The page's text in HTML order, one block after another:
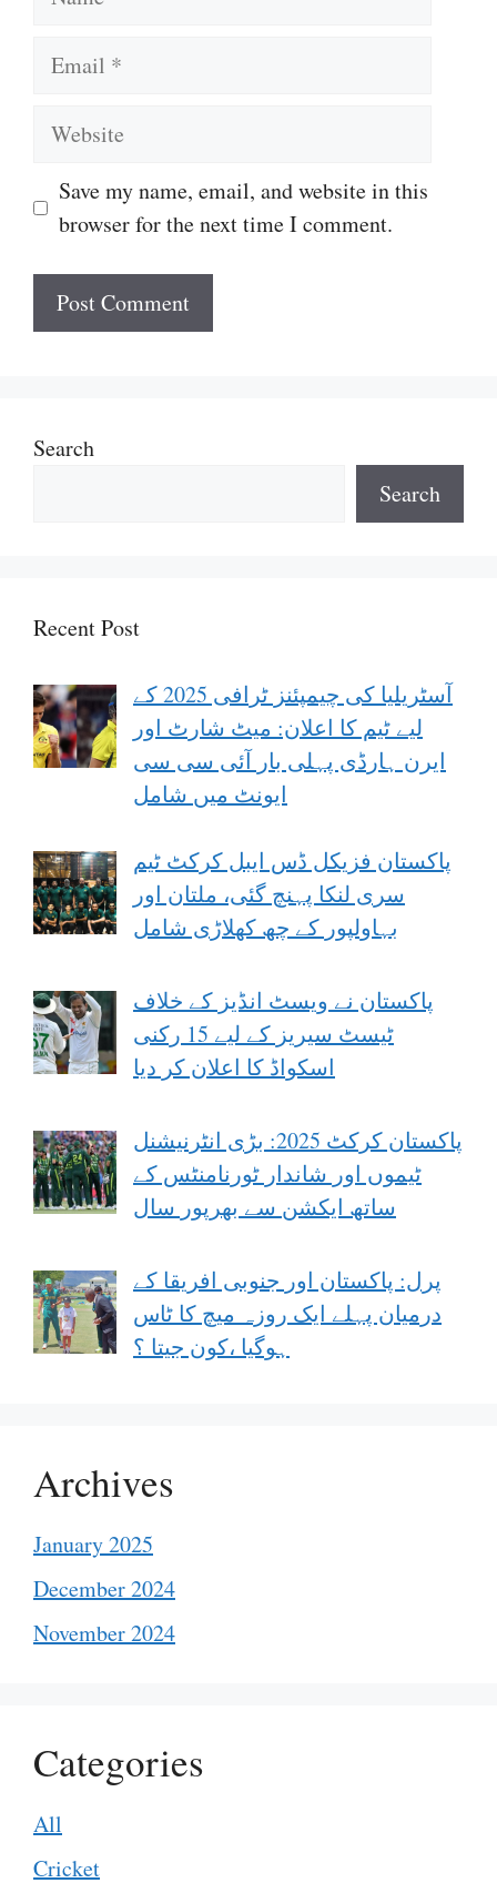
Email
Website
Save my name, email, and website in this
browser for the next time I comment.
Search
Search
Recent Post
آسٹریلیا کی چیمپئنز ٹرافی 2025 کے
لیے ٹیم کا اعلان: میٹ شارٹ اور
ایرن ہارڈی پہلی بار آئی سی سی
ایونٹ میں شامل
پاکستان فزیکل ڈس ایبل کرکٹ ٹیم
سری لنکا پہنچ گئی، ملتان اور
بہاولپور کے چھ کھلاڑی شامل
پاکستان نے ویسٹ انڈیز کے خلاف
ٹیسٹ سیریز کے لیے 15 رکنی
اسکواڈ کا اعلان کر دیا
پاکستان کرکٹ 2025: بڑی انٹرنیشنل
ٹیموں اور شاندار ٹورنامنٹس کے
ساتھ ایکشن سے بھرپور سال
پرل: پاکستان اور جنوبی افریقا کے
درمیان پہلے ایک روزہ میچ کا ٹاس
ہوگیا ،کون جیتا ؟
Archives
January 2025
December 2024
November 2024
Categories
All
Cricket